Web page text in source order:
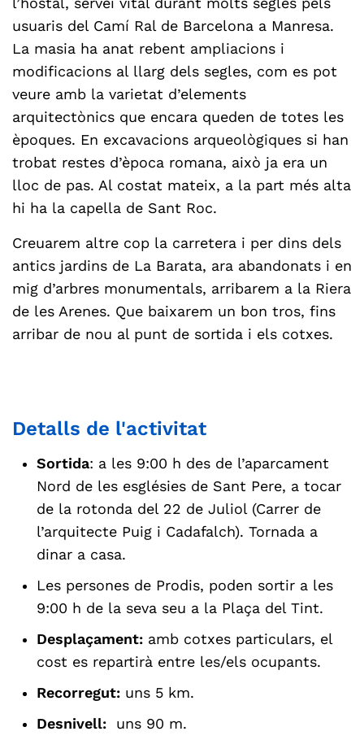
l’hostal, servei vital durant molts segles pels
usuaris del Camí Ral de Barcelona a Manresa.
La masia ha anat rebent ampliacions i
modificacions al llarg dels segles, com es pot
veure amb la varietat d’elements
arquitectònics que encara queden de totes les
èpoques. En excavacions arqueològiques si han
trobat restes d’època romana, això ja era un
lloc de pas. Al costat mateix, a la part més alta
hi ha la capella de Sant Roc.
Creuarem altre cop la carretera i per dins dels
antics jardins de La Barata, ara abandonats i en
mig d’arbres monumentals, arribarem a la Riera
de les Arenes. Que baixarem un bon tros, fins
arribar de nou al punt de sortida i els cotxes.
Detalls de l'activitat
Sortida: a les 9:00 h des de l’aparcament
Nord de les esglésies de Sant Pere, a tocar
de la rotonda del 22 de Juliol (Carrer de
l’arquitecte Puig i Cadafalch). Tornada a
dinar a casa.
Les persones de Prodis, poden sortir a les
9:00 h de la seva seu a la Plaça del Tint.
Desplaçament: amb cotxes particulars, el
cost es repartirà entre les/els ocupants.
Recorregut: uns 5 km.
Desnivell:
uns 90 m.